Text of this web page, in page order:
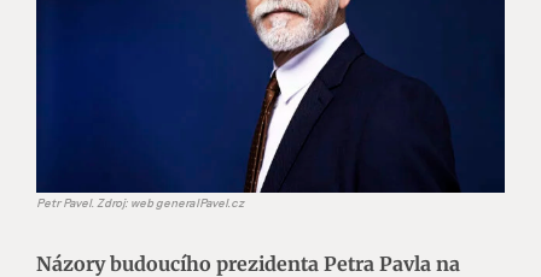
Petr Pavel. Zdroj: web generalPavel.cz
Názorybudoucího prezidenta Petra Pavla na